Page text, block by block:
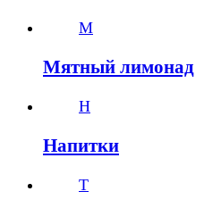
М
Мятный лимонад
Н
Напитки
Т